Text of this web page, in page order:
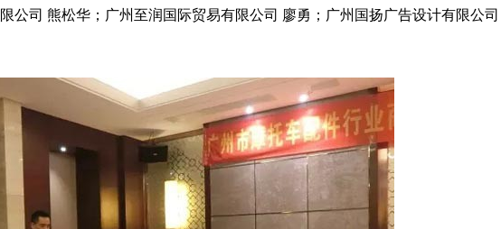
司 熊松华；广州至润国际贸易有限公司 廖勇；广州国扬广告设计有限公司